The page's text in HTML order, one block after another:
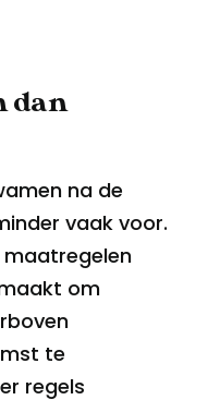
dan
na de
vaak voor.
maatregelen
om
te
regels